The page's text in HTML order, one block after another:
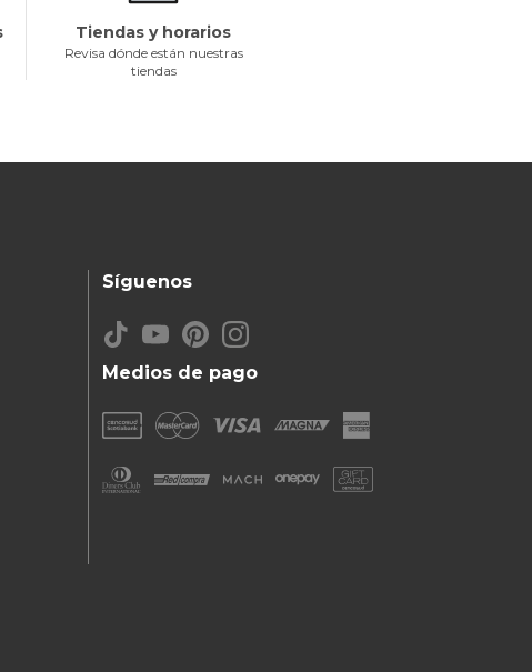
Tiendas y horarios
Revisa dónde están nuestras
tiendas
Medios de pago
Síguenos